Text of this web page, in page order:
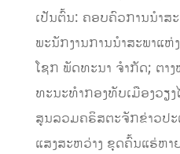
ເປັນຕົ້ນ: ຄອບຄົວການນຳສ
ພະນັກງານການນຳສະພາແ
ໂຊກ ພັດທະນາ ຈໍາກັດ; ຕ
ທະນະທໍາກອງທັບເມືອງວຽ
ສູນລວມຄຣິສຕະຈັກຂ່າວປ
ແສງສະຫວ່າງ ຂຸດຄົ້ນແຮ່ຫ